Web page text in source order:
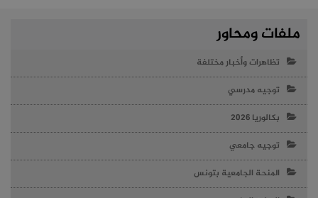
ملفات ومحاور
تظاهرات وأخبار مختلفة
توجيه مدرسي
بكالوريا 2026
توجيه جامعي
المنحة الجامعية بتونس